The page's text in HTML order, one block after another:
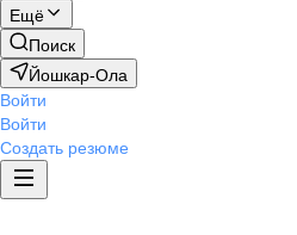
Ещё
Поиск
Йошкар-Ола
Войти
Войти
Создать резюме